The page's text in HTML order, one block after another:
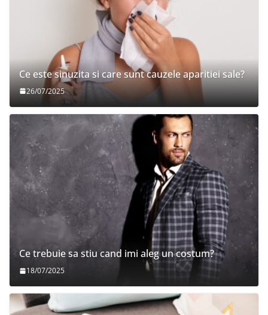
Ce este sinuzita si care sunt cauzele aparitiei sale?
26/07/2025
Ce trebuie sa stiu cand imi aleg un costum?
18/07/2025